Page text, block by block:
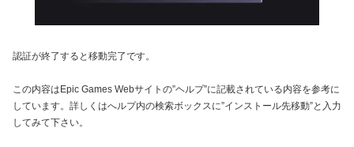
認証が終了すると移動完了です。
この内容はEpic Games Webサイトの”ヘルプ”に記載されている内容を参考に
しています。詳しくはへルプ内の検索ボックスに”インストール先移動”と入力
してみて下さい。